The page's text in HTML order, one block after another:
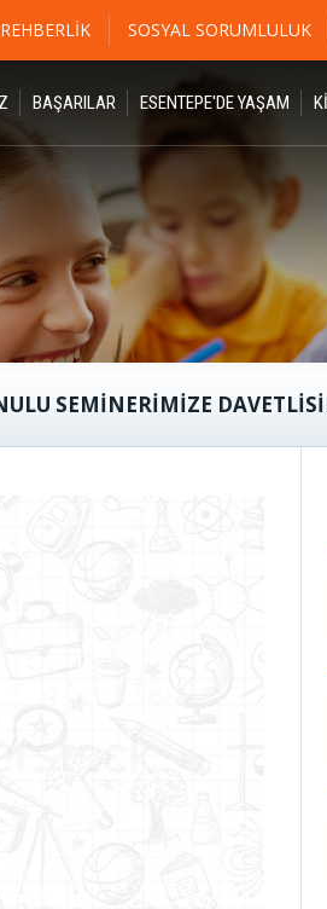
REHBERLIK SOSYAL SORUMLULUK
BAŞARILAR ESENTEPE'DE YAŞAM
SEMINERIMIZE